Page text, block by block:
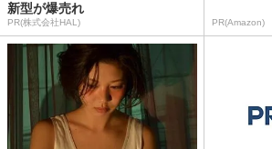
新型が爆売れ
PR(株式会社HAL) PR(Amazon)